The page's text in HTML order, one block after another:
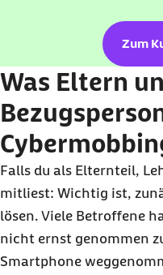
Zum
Was Eltern
Falls du als Elternteil,
mitliest: Wichtig ist,
lösen. Viele Betroffene
nicht ernst genommen
Smartphone